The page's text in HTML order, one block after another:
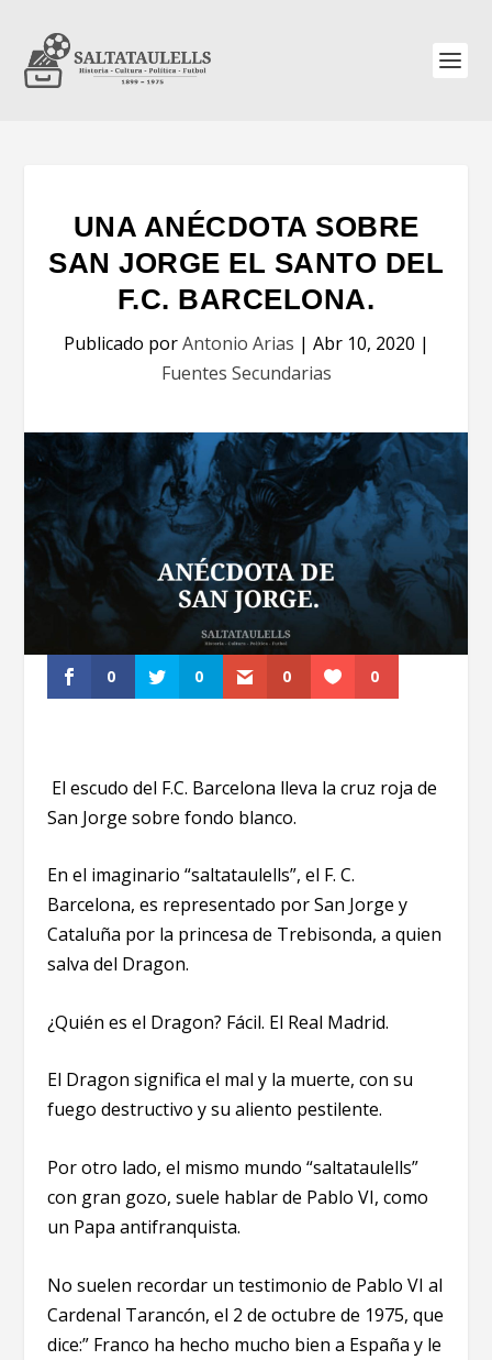
UNA ANÉCDOTA SOBRE
SAN JORGE EL SANTO DEL
F.C. BARCELONA.
Publicado porAntonio Arias | Abr 10, 2020 |
Fuentes Secundarias
0 0 0 0
El escudo del F.C. Barcelona lleva la cruz roja de
San Jorge sobre fondo blanco.
En el imaginario “saltataulells”, el F. C.
Barcelona, es representado por San Jorge y
Cataluña por la princesa de Trebisonda, a quien
salva del Dragon.
¿Quién es el Dragon? Fácil. El Real Madrid.
El Dragon significa el mal y la muerte, con su
fuego destructivo y su aliento pestilente.
Por otro lado, el mismo mundo “saltataulells”
con gran gozo, suele hablar de Pablo VI, como
un Papa antifranquista.
No suelen recordar un testimonio de Pablo VI al
Cardenal Tarancón, el 2 de octubre de 1975, que
dice:” Franco ha hecho mucho bien a España y le